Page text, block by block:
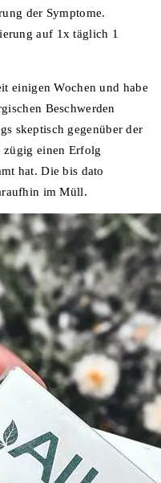
der Symptome.
auf 1x täglich 1
einigen Wochen und habe
Beschwerden
skeptisch gegenüber der
zügig einen Erfolg
hat. Die bis dato
im Müll.